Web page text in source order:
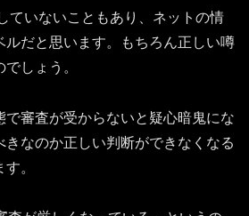
ていないこともあり、ネットの情
ルだと思います。もちろん正しい噂
しょう。
で審査が受からないと疑心暗鬼にな
きなのか正しい判断ができなくなる
。